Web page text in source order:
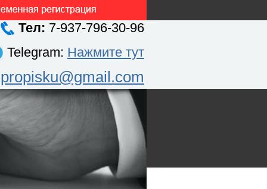
Тел: 7-937-796-30-96
Telegram: Нажмите тут